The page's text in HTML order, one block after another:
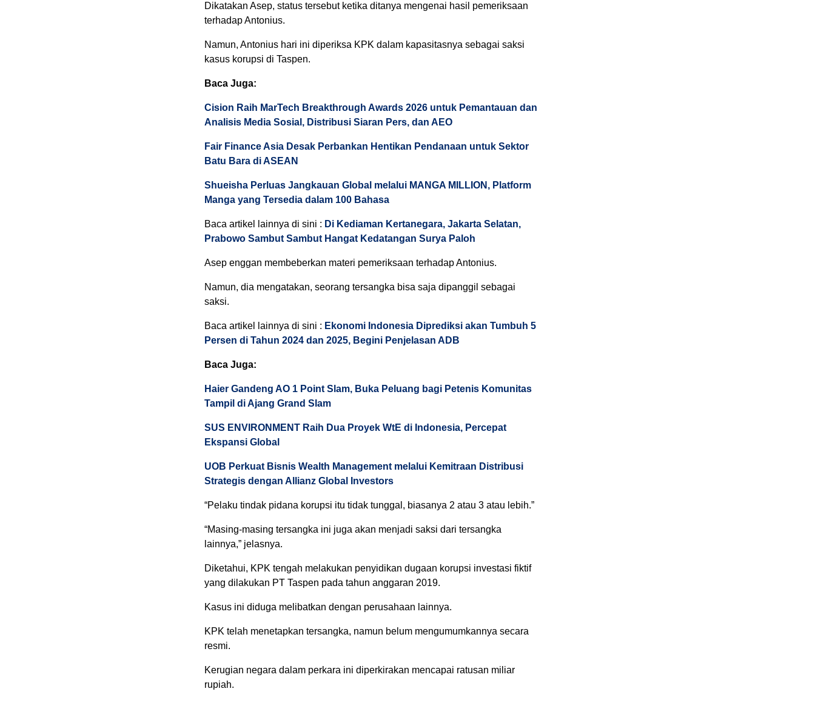
Dikatakan Asep, status tersebut ketika ditanya mengenai hasil pemeriksaan
terhadap Antonius.
Namun, Antonius hari ini diperiksa KPK dalam kapasitasnya sebagai saksi
kasus korupsi di Taspen.
Baca Juga:
Cision Raih MarTech Breakthrough Awards 2026 untuk Pemantauan dan
Analisis Media Sosial, Distribusi Siaran Pers, dan AEO
Fair Finance Asia Desak Perbankan Hentikan Pendanaan untuk Sektor
Batu Bara di ASEAN
Shueisha Perluas Jangkauan Global melalui MANGA MILLION, Platform
Manga yang Tersedia dalam 100 Bahasa
Baca artikel lainnya di sini : Di Kediaman Kertanegara, Jakarta Selatan,
Prabowo Sambut Sambut Hangat Kedatangan Surya Paloh
Asep enggan membeberkan materi pemeriksaan terhadap Antonius.
Namun, dia mengatakan, seorang tersangka bisa saja dipanggil sebagai
saksi.
Baca artikel lainnya di sini : Ekonomi Indonesia Diprediksi akan Tumbuh 5
Persen di Tahun 2024 dan 2025, Begini Penjelasan ADB
Baca Juga:
Haier Gandeng AO 1 Point Slam, Buka Peluang bagi Petenis Komunitas
Tampil di Ajang Grand Slam
SUS ENVIRONMENT Raih Dua Proyek WtE di Indonesia, Percepat
Ekspansi Global
UOB Perkuat Bisnis Wealth Management melalui Kemitraan Distribusi
Strategis dengan Allianz Global Investors
“Pelaku tindak pidana korupsi itu tidak tunggal, biasanya 2 atau 3 atau lebih.”
“Masing-masing tersangka ini juga akan menjadi saksi dari tersangka
lainnya,” jelasnya.
Diketahui, KPK tengah melakukan penyidikan dugaan korupsi investasi fiktif
yang dilakukan PT Taspen pada tahun anggaran 2019.
Kasus ini diduga melibatkan dengan perusahaan lainnya.
KPK telah menetapkan tersangka, namun belum mengumumkannya secara
resmi.
Kerugian negara dalam perkara ini diperkirakan mencapai ratusan miliar
rupiah.